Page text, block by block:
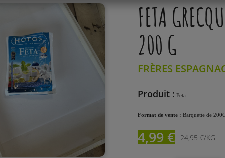
FETA
200 G
FRÈRES
Produit : Feta
Format de vente : Barquette de
4,99 € 24,95 €/KG